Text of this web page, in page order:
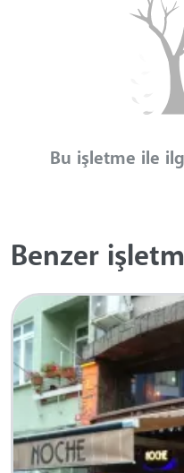
Bu işletme ile
Benzer